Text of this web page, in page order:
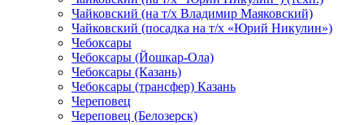
Чайковский (на т/х Владимир Маяковский)
Чайковский (посадка на т/х «Юрий Никулин»)
Чебоксары
Чебоксары (Йошкар-Ола)
Чебоксары (Казань)
Чебоксары (трансфер) Казань
Череповец
Череповец (Белозерск)